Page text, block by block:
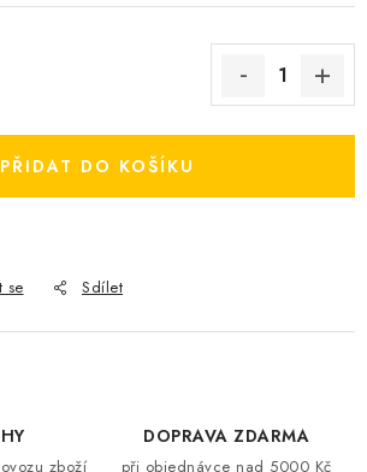
PŘIDAT DO KOŠÍKU
se Sdílet
zboží
DOPRAVA ZDARMA
při objednávce nad 5000 Kč